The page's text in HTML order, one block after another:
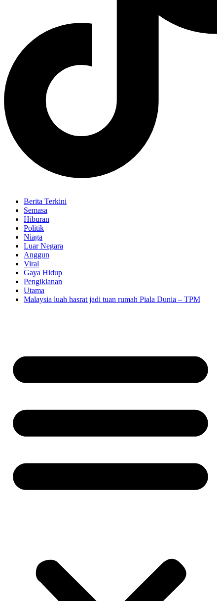
Berita Terkini
Semasa
Hiburan
Politik
Niaga
Luar Negara
Anggun
Viral
Gaya Hidup
Pengiklanan
Utama
Malaysia luah hasrat jadi tuan rumah Piala Dunia – TPM